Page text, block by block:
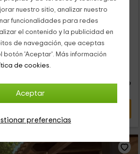
nuestro sitio, analizar nuestro
funcionalidades para redes
el contenido y la publicidad en
de navegación, que aceptas
botón 'Aceptar'. Más información
de cookies.
Aceptar
preferencias
16 habitaciones
un conjunto de alojamientos que te
Con 8 tipos, no sabrás
además, en sus interiores el descanso
como los jardines, piscinas o el bar,
persona y noche